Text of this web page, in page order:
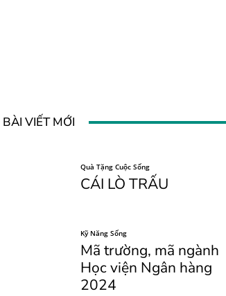
BÀI VIẾT MỚI
Quà Tặng Cuộc Sống
CÁI LÒ TRẤU
Kỹ Năng Sống
Mã trường, mã ngành
Học viện Ngân hàng
2024